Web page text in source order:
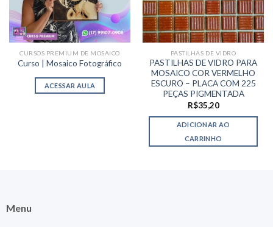
CURSOS PREMIUM DE MOSAICO
Curso | Mosaico Fotográfico
ACESSAR AULA
PASTILHAS DE VIDRO
PASTILHAS DE VIDRO PARA
MOSAICO COR VERMELHO
ESCURO – PLACA COM 225
PEÇAS PIGMENTADA
R$35,20
ADICIONAR AO
CARRINHO
Menu